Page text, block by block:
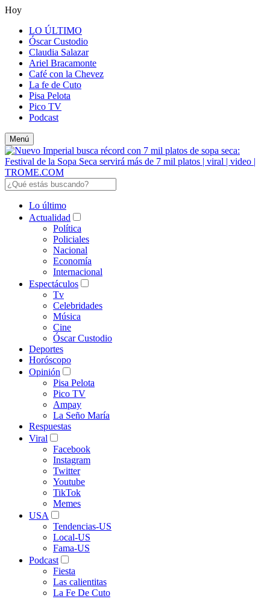
Hoy
LO ÚLTIMO
Óscar Custodio
Claudia Salazar
Ariel Bracamonte
Café con la Chevez
La fe de Cuto
Pisa Pelota
Pico TV
Podcast
Menú
Lo último
Actualidad
Política
Policiales
Nacional
Economía
Internacional
Espectáculos
Tv
Celebridades
Música
Cine
Óscar Custodio
Deportes
Horóscopo
Opinión
Pisa Pelota
Pico TV
Ampay
La Seño María
Respuestas
Viral
Facebook
Instagram
Twitter
Youtube
TikTok
Memes
USA
Tendencias-US
Local-US
Fama-US
Podcast
Fiesta
Las calientitas
La Fe De Cuto